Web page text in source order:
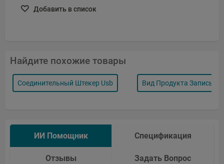
Добавить в список
Найдите похожие товары
Соединительный Штекер Usb Вид Продукта
ИИ Помощник Спецификация
Отзывы Задать Вопрос